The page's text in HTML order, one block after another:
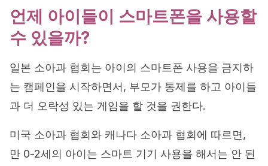
언제 아이들이 스마트폰을 사용할
수 있을까?
일본 소아과 협회는 아이의 스마트폰 사용을 금지하
는 캠페인을 시작하면서, 부모가 통제를 하고 아이들
과 더 오락성 있는 게임을 할 것을 권한다.
미국 소아과 협회와 캐나다 소아과 협회에 따르면,
만 0-2세의 아이는 스마트 기기 사용을 해서는 안 된